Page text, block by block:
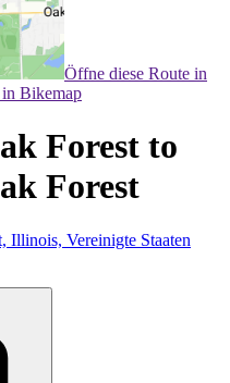
Öffne diese Route in
Bikemap
Forest to
Forest
Illinois, Vereinigte Staaten